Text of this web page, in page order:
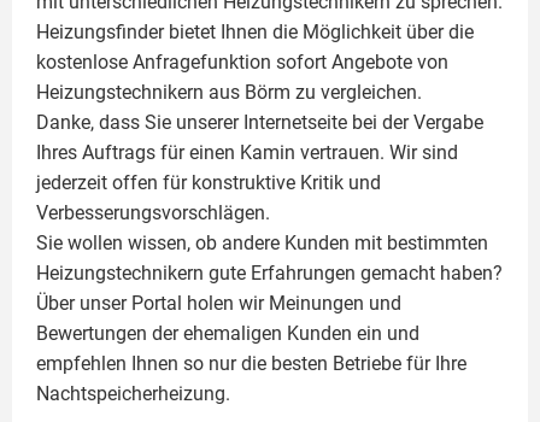
Heizungsfinder bietet Ihnen die Möglichkeit über die
kostenlose Anfragefunktion sofort Angebote von
Heizungstechnikern aus Börm zu vergleichen.
Danke, dass Sie unserer Internetseite bei der Vergabe
Ihres Auftrags für einen Kamin vertrauen. Wir sind
jederzeit offen für konstruktive Kritik und
Verbesserungsvorschlägen.
Sie wollen wissen, ob andere Kunden mit bestimmten
Heizungstechnikern gute Erfahrungen gemacht haben?
Über unser Portal holen wir Meinungen und
Bewertungen der ehemaligen Kunden ein und
empfehlen Ihnen so nur die besten Betriebe für Ihre
Nachtspeicherheizung.